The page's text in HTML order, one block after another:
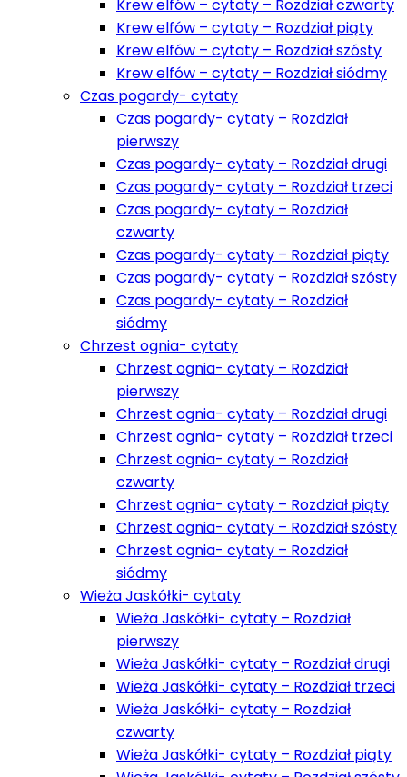
Krew elfów – cytaty – Rozdział czwarty
Krew elfów – cytaty – Rozdział piąty
Krew elfów – cytaty – Rozdział szósty
Krew elfów – cytaty – Rozdział siódmy
Czas pogardy- cytaty
Czas pogardy- cytaty – Rozdział
pierwszy
Czas pogardy- cytaty – Rozdział drugi
Czas pogardy- cytaty – Rozdział trzeci
Czas pogardy- cytaty – Rozdział
czwarty
Czas pogardy- cytaty – Rozdział piąty
Czas pogardy- cytaty – Rozdział szósty
Czas pogardy- cytaty – Rozdział
siódmy
Chrzest ognia- cytaty
Chrzest ognia- cytaty – Rozdział
pierwszy
Chrzest ognia- cytaty – Rozdział drugi
Chrzest ognia- cytaty – Rozdział trzeci
Chrzest ognia- cytaty – Rozdział
czwarty
Chrzest ognia- cytaty – Rozdział piąty
Chrzest ognia- cytaty – Rozdział szósty
Chrzest ognia- cytaty – Rozdział
siódmy
Wieża Jaskółki- cytaty
Wieża Jaskółki- cytaty – Rozdział
pierwszy
Wieża Jaskółki- cytaty – Rozdział drugi
Wieża Jaskółki- cytaty – Rozdział trzeci
Wieża Jaskółki- cytaty – Rozdział
czwarty
Wieża Jaskółki- cytaty – Rozdział piąty